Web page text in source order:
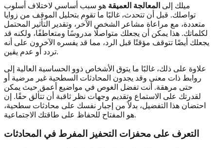
ميلك إلى المعالجة العميقة هو سبب أساسي لاختلاف أسلوب
تواصلك. قبل أن تتحدث، غالبًا ما تقوم بتحليل الموقف من زوايا
متعددة، مع مراعاة مشاعر الشخص الآخر، وتقدير التأثير المحتمل
لكلماتك. هذا يمكن أن يجعلك متواصلًا مدروسًا ومتعاطفًا، ولكنه قد
يجعلك أيضًا تتوقف مؤقتًا قبل الرد، مما قد يفسره الآخرون على أنه
تردد أو عدم يقين.
علاوة على ذلك، غالبًا ما يتوق الأشخاص ذوو الحساسية العالية إلى
روابط ذات معنى وقد يجدون المحادثات السطحية غير مرضية أو
حتى مرهقة. أنت تفضل الغوص في مواضيع أعمق حيث يمكن
لقدرتك على الاستماع وتقديم وجهات نظر ثاقبة أن تتألق حقًا. إن
احتضان هذا التفضيل، بدلاً من إجبار نفسك على محادثات سطحية،
هو المفتاح للحفاظ على طاقتك الاجتماعية.
التعرف على محفزات التحفيز المفرط في المحادثات